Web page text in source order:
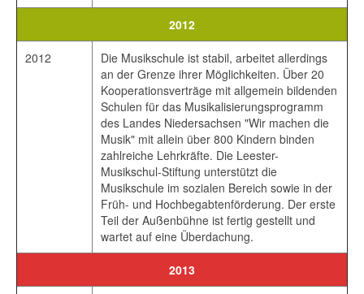
2012
2012
Die Musikschule ist stabil, arbeitet allerdings
an der Grenze ihrer Möglichkeiten. Über 20
Kooperationsverträge mit allgemein bildenden
Schulen für das Musikalisierungsprogramm
des Landes Niedersachsen "Wir machen die
Musik" mit allein über 800 Kindern binden
zahlreiche Lehrkräfte. Die Leester-
Musikschul-Stiftung unterstützt die
Musikschule im sozialen Bereich sowie in der
Früh- und Hochbegabtenförderung. Der erste
Teil der Außenbühne ist fertig gestellt und
wartet auf eine Überdachung.
2013